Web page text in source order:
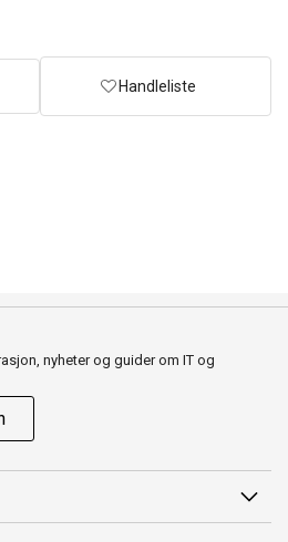
Handleliste
nyheter og guider om IT og